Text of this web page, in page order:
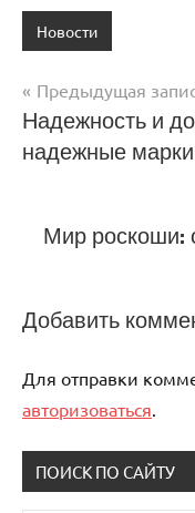
Новости
Навигация
по
Предыдущая
Надежность и
надежные
Мир роскоши:
Добавить
Для отправки
авторизоваться.
ПОИСК ПО САЙТУ